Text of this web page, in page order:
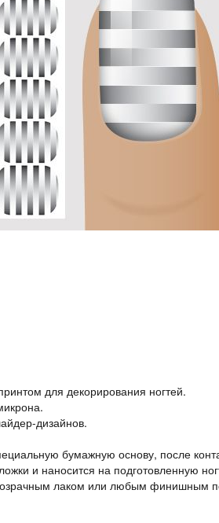
для декорирования ногтей.
дизайнов.
бумажную основу, после
и наносится на подготовленную
лаком или любым финишным